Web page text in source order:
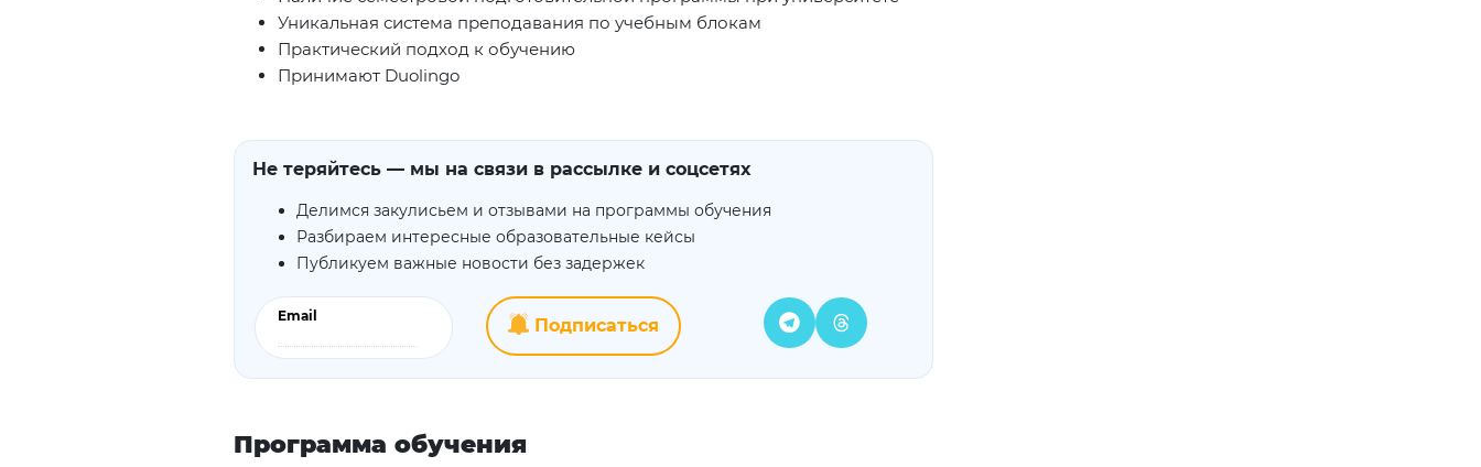
Уникальная система преподавания по учебным блокам
Практический подход к обучению
Принимают Duolingo
Не теряйтесь — мы на связи в рассылке и соцсетях
Делимся закулисьем и отзывами на программы обучения
Разбираем интересные образовательные кейсы
Публикуем важные новости без задержек
Email Подписаться
Программа обучения